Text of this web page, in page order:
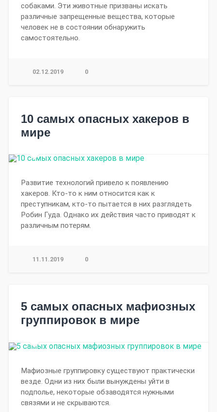
собаками. Эти животные призваны искать
различные запрещенные вещества, которые
человек не в состоянии обнаружить
самостоятельно.
02.12.2019 0
10 самых опасных хакеров в
мире
Развитие технологий привело к появлению
хакеров. Кто-то к ним относится как к
преступникам, кто-то пытается в них разглядеть
Робин Гуда. Однако их действия часто приводят к
различным потерям.
11.11.2019 0
5 самых опасных мафиозных
группировок в мире
Мафиозные группировку существуют практически
везде. Одни из них были вынуждены уйти в
подполье, некоторые обзаводятся нужными
связями и не скрываются.